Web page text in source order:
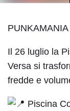
Il 26 luglio la
Versa si
fredde e
Piscina
Inverti i colori